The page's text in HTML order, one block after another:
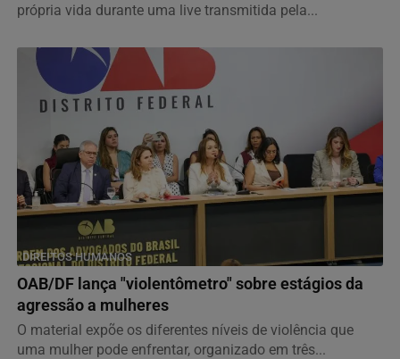
própria vida durante uma live transmitida pela...
DIREITOS HUMANOS
OAB/DF lança "violentômetro" sobre estágios da
agressão a mulheres
O material expõe os diferentes níveis de violência que
uma mulher pode enfrentar, organizado em três...